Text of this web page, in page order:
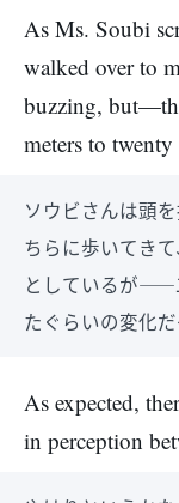
As Ms. Soubi
walked over to
buzzing,
meters to
ソウビさんは頭
ちらに歩いてき
としているが――
たぐらいの変化だ
As expected,
in perception